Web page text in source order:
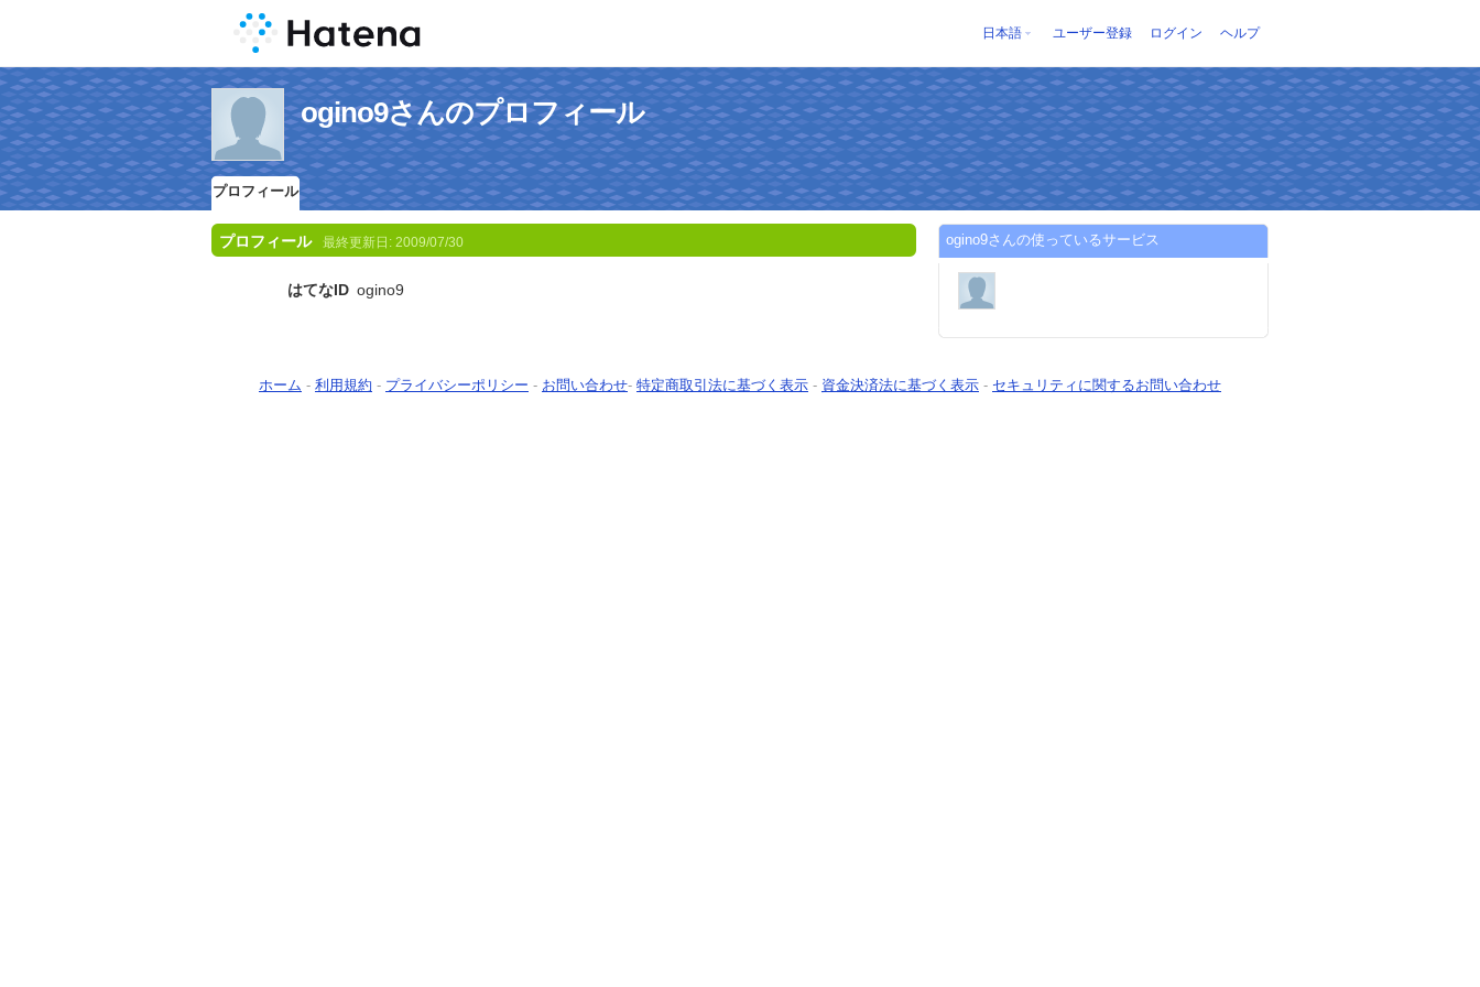
日本語 ユーザー登録 ログイン ヘルプ
ogino9さんのプロフィール
プロフィール
プロフィール 最終更新日: 2009/07/30
はてなID ogino9
ogino9さんの使っているサービス
ホーム - 利用規約 - プライバシーポリシー - お問い合わせ- 特定商取引法に基づく表示 - 資金決済法に基づく表示 - セキュリティに関するお問い合わせ